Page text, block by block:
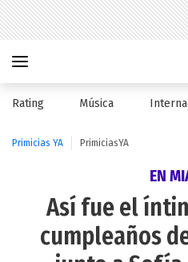
Rating Música
Primicias YA PrimiciasYA
EN
Así fue el
cumpleaños